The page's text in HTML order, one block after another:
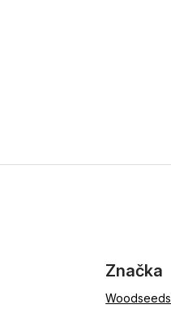
Značka
Woodseeds